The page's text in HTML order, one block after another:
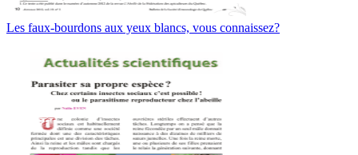
Les faux-bourdons aux yeux blancs, vous connaissez?